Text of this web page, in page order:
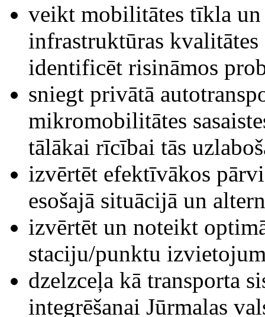
veikt mobilitātes tīkla un
infrastruktūras kvalitātes
identificēt risināmos
sniegt privātā
mikromobilitātes
tālākai rīcībai tās
izvērtēt efektīvākos
esošajā situācijā un
izvērtēt un noteikt
staciju/punktu
dzelzceļa kā transporta
integrēšanai Jūrmalas